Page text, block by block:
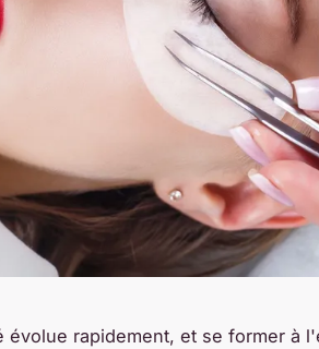
évolue rapidement, et se former à